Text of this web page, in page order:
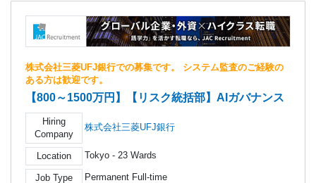
株式会社三菱UFJ銀行での募集です。 システム監査のご経験の
ある方は歓迎です。
【800～1500万円】【リスク統括部】AIガバナンス
Hiring
Company
株式会社三菱UFJ銀行
Location Tokyo - 23 Wards
Job Type Permanent Full-time